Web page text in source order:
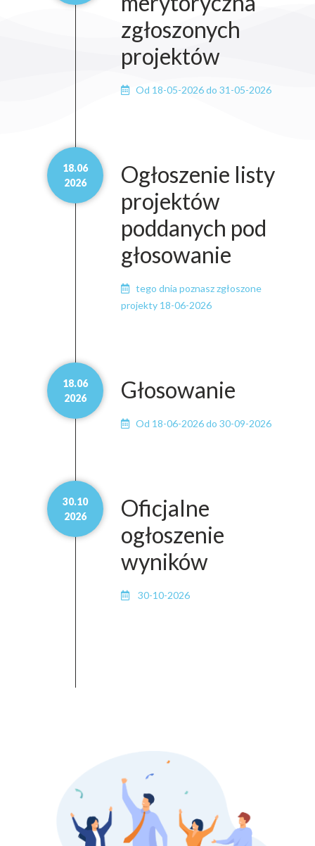
zgłoszonych
projektów
Od 18-05-2026 do 31-05-2026
18.06
2026
Ogłoszenie listy
projektów
poddanych pod
głosowanie
tego dnia poznasz zgłoszone
projekty 18-06-2026
18.06
2026
Głosowanie
Od 18-06-2026 do 30-09-2026
30.10
2026
Oficjalne
ogłoszenie
wyników
30-10-2026